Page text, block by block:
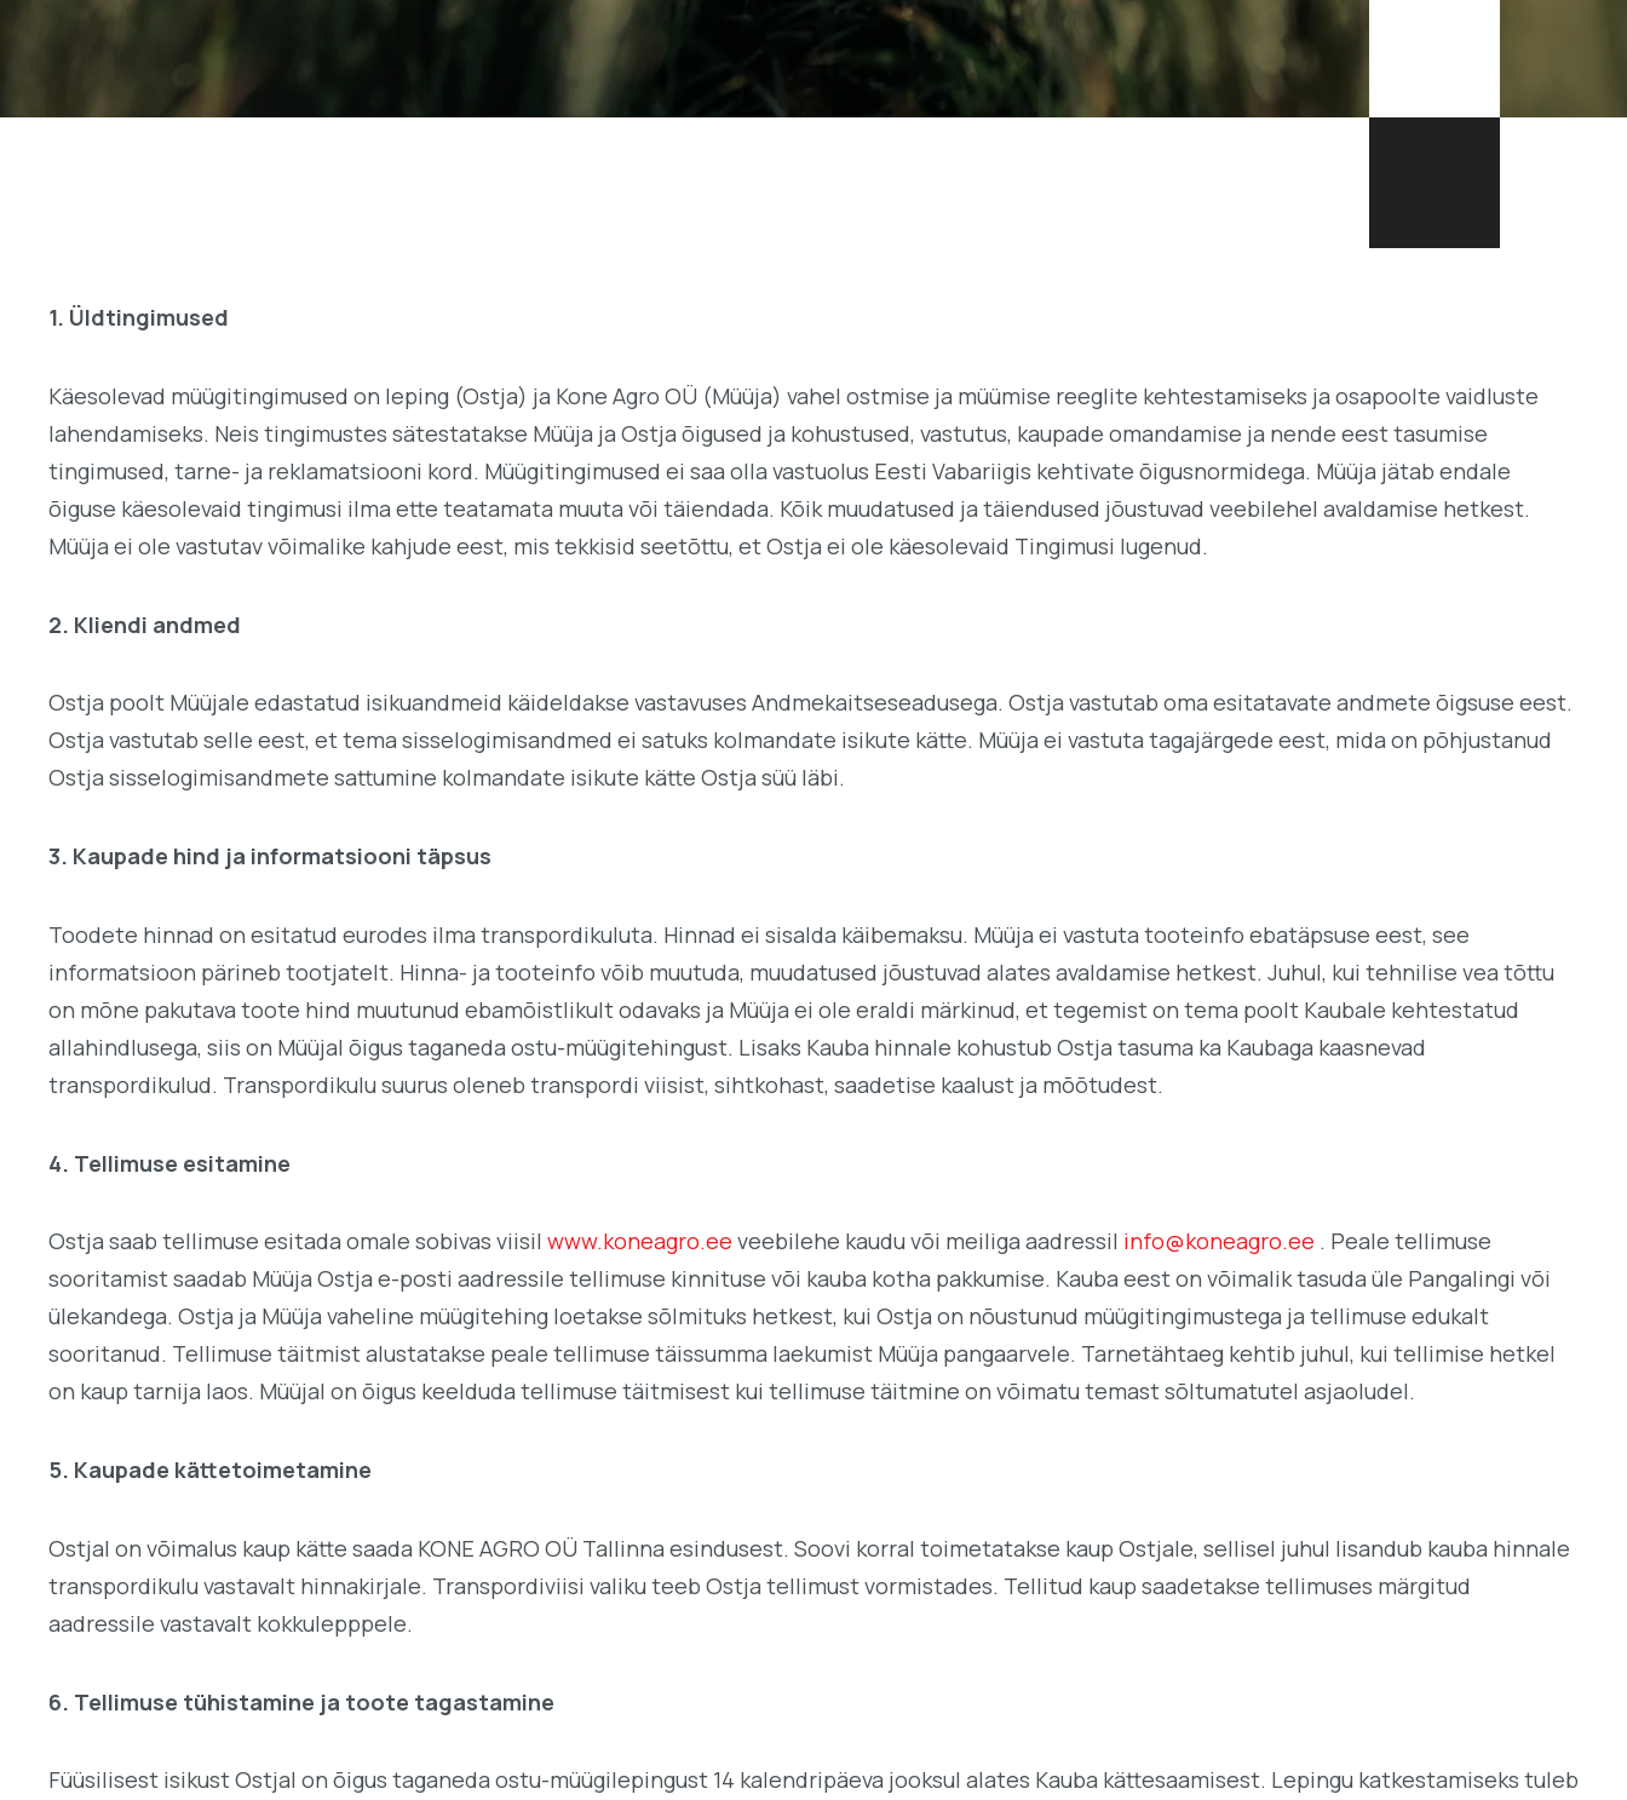
1. Üldtingimused
Käesolevad müügitingimused on leping (Ostja) ja Kone Agro OÜ (Müüja) vahel ostmise ja müümise reeglite kehtestamiseks ja osapoolte vaidluste
lahendamiseks. Neis tingimustes sätestatakse Müüja ja Ostja õigused ja kohustused, vastutus, kaupade omandamise ja nende eest tasumise
tingimused, tarne- ja reklamatsiooni kord. Müügitingimused ei saa olla vastuolus Eesti Vabariigis kehtivate õigusnormidega. Müüja jätab endale
õiguse käesolevaid tingimusi ilma ette teatamata muuta või täiendada. Kõik muudatused ja täiendused jõustuvad veebilehel avaldamise hetkest.
Müüja ei ole vastutav võimalike kahjude eest, mis tekkisid seetõttu, et Ostja ei ole käesolevaid Tingimusi lugenud.
2. Kliendi andmed
Ostja poolt Müüjale edastatud isikuandmeid käideldakse vastavuses Andmekaitseseadusega. Ostja vastutab oma esitatavate andmete õigsuse eest.
Ostja vastutab selle eest, et tema sisselogimisandmed ei satuks kolmandate isikute kätte. Müüja ei vastuta tagajärgede eest, mida on põhjustanud
Ostja sisselogimisandmete sattumine kolmandate isikute kätte Ostja süü läbi.
3. Kaupade hind ja informatsiooni täpsus
Toodete hinnad on esitatud eurodes ilma transpordikuluta. Hinnad ei sisalda käibemaksu. Müüja ei vastuta tooteinfo ebatäpsuse eest, see
informatsioon pärineb tootjatelt. Hinna- ja tooteinfo võib muutuda, muudatused jõustuvad alates avaldamise hetkest. Juhul, kui tehnilise vea tõttu
on mõne pakutava toote hind muutunud ebamõistlikult odavaks ja Müüja ei ole eraldi märkinud, et tegemist on tema poolt Kaubale kehtestatud
allahindlusega, siis on Müüjal õigus taganeda ostu-müügitehingust. Lisaks Kauba hinnale kohustub Ostja tasuma ka Kaubaga kaasnevad
transpordikulud. Transpordikulu suurus oleneb transpordi viisist, sihtkohast, saadetise kaalust ja mõõtudest.
4. Tellimuse esitamine
Ostja saab tellimuse esitada omale sobivas viisil www.koneagro.ee veebilehe kaudu või meiliga aadressil info@koneagro.ee . Peale tellimuse
sooritamist saadab Müüja Ostja e-posti aadressile tellimuse kinnituse või kauba kotha pakkumise. Kauba eest on võimalik tasuda üle Pangalingi või
ülekandega. Ostja ja Müüja vaheline müügitehing loetakse sõlmituks hetkest, kui Ostja on nõustunud müügitingimustega ja tellimuse edukalt
sooritanud. Tellimuse täitmist alustatakse peale tellimuse täissumma laekumist Müüja pangaarvele. Tarnetähtaeg kehtib juhul, kui tellimise hetkel
on kaup tarnija laos. Müüjal on õigus keelduda tellimuse täitmisest kui tellimuse täitmine on võimatu temast sõltumatutel asjaoludel.
5. Kaupade kättetoimetamine
Ostjal on võimalus kaup kätte saada KONE AGRO OÜ Tallinna esindusest. Soovi korral toimetatakse kaup Ostjale, sellisel juhul lisandub kauba hinnale
transpordikulu vastavalt hinnakirjale. Transpordiviisi valiku teeb Ostja tellimust vormistades. Tellitud kaup saadetakse tellimuses märgitud
aadressile vastavalt kokkulepppele.
6. Tellimuse tühistamine ja toote tagastamine
Füüsilisest isikust Ostjal on õigus taganeda ostu-müügilepingust 14 kalendripäeva jooksul alates Kauba kättesaamisest. Lepingu katkestamiseks tuleb